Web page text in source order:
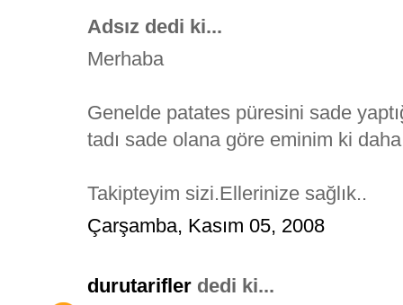
Adsız dedi ki...
Merhaba
Genelde patates püresini sade
tadı sade olana göre eminim ki
Takipteyim sizi.Ellerinize sağlık..
Çarşamba, Kasım 05, 2008
durutarifler dedi ki...